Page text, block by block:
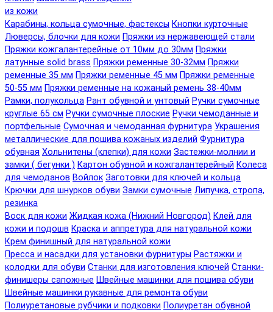
из кожи
Карабины, кольца сумочные, фастексы Кнопки курточные
Люверсы, блочки для кожи Пряжки из нержавеющей стали
Пряжки кожгалантерейные от 10мм до 30мм Пряжки
латунные solid brass Пряжки ременные 30-32мм Пряжки
ременные 35 мм Пряжки ременные 45 мм Пряжки ременные
50-55 мм Пряжки ременные на кожаный ремень 38-40мм
Рамки, полукольца Рант обувной и унтовый Ручки сумочные
круглые 65 см Ручки сумочные плоские Ручки чемоданные и
портфельные Сумочная и чемоданная фурнитура Украшения
металлические для пошива кожаных изделий Фурнитура
обувная Хольнитены (клепки) для кожи Застежки-молнии и
замки ( бегунки ) Картон обувной и кожгалантерейный Колеса
для чемоданов Войлок Заготовки для ключей и кольца
Крючки для шнурков обуви Замки сумочные Липучка, стропа,
резинка
Воск для кожи Жидкая кожа (Нижний Новгород) Клей для
кожи и подошв Краска и аппретура для натуральной кожи
Крем финишный для натуральной кожи
Пресса и насадки для установки фурнитуры Растяжки и
колодки для обуви Станки для изготовления ключей Станки-
финишеры сапожные Швейные машинки для пошива обуви
Швейные машинки рукавные для ремонта обуви
Полиуретановые рубчики и подковки Полиуретан обувной